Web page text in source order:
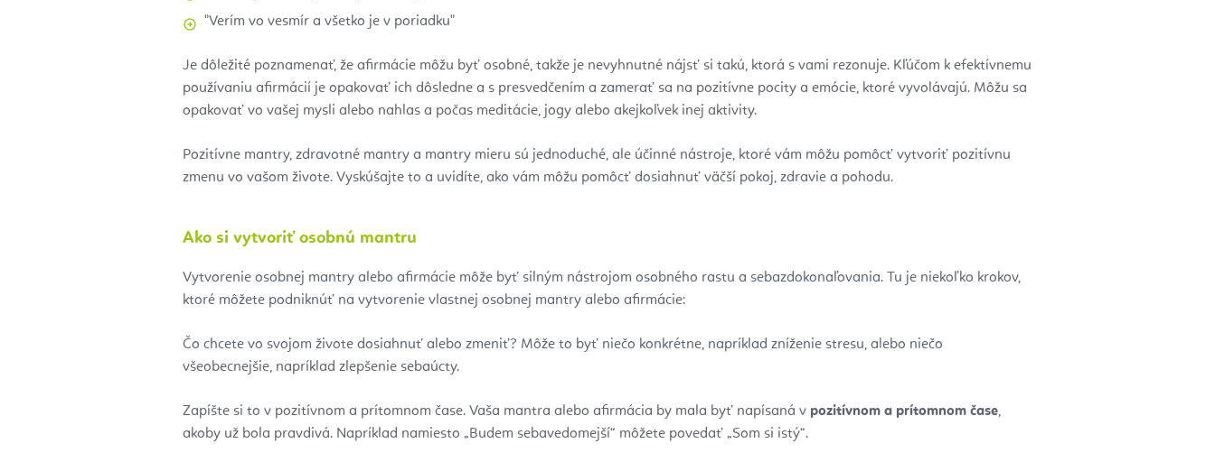
"Verím vo vesmír a všetko je v poriadku"
Je dôležité poznamenať, že afirmácie môžu byť osobné, takže je nevyhnutné nájsť si takú, ktorá s vami rezonuje. Kľúčom k efektívnemu
používaniu afirmácií je opakovať ich dôsledne a s presvedčením a zamerať sa na pozitívne pocity a emócie, ktoré vyvolávajú. Môžu sa
opakovať vo vašej mysli alebo nahlas a počas meditácie, jogy alebo akejkoľvek inej aktivity.
Pozitívne mantry, zdravotné mantry a mantry mieru sú jednoduché, ale účinné nástroje, ktoré vám môžu pomôcť vytvoriť pozitívnu
zmenu vo vašom živote. Vyskúšajte to a uvidíte, ako vám môžu pomôcť dosiahnuť väčší pokoj, zdravie a pohodu.
Ako si vytvoriť osobnú mantru
Vytvorenie osobnej mantry alebo afirmácie môže byť silným nástrojom osobného rastu a sebazdokonaľovania. Tu je niekoľko krokov,
ktoré môžete podniknúť na vytvorenie vlastnej osobnej mantry alebo afirmácie:
Čo chcete vo svojom živote dosiahnuť alebo zmeniť? Môže to byť niečo konkrétne, napríklad zníženie stresu, alebo niečo
všeobecnejšie, napríklad zlepšenie sebaúcty.
Zapíšte si to v pozitívnom a prítomnom čase. Vaša mantra alebo afirmácia by mala byť napísaná v pozitívnom a prítomnom čase,
akoby už bola pravdivá. Napríklad namiesto „Budem sebavedomejší“ môžete povedať „Som si istý“.